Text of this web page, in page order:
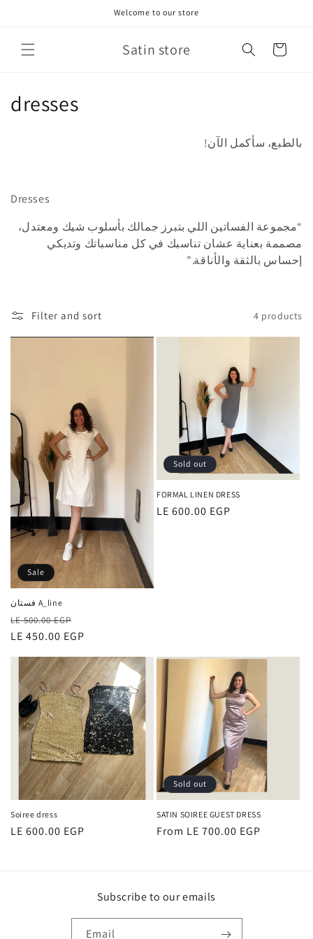
Welcome to our store
Satin store Cart
C
e
c
o
dresses
بالطبع، سأكمل الآن!
Dresses
“مجموعة الفساتين اللي بتبرز جمالك بأسلوب شيك ومعتدل،
مصممة بعناية عشان تناسبك في كل مناسباتك وتديكي
إحساس بالثقة والأناقة.”
Filter and sort 4 products
Sale
فستان A_line
Regular
price
LE 500.00 EGP
price
LE 450.00 EGP
Sold out
FORMAL LINEN DRESS
Regular
LE 600.00 EGP
Soiree dress
Regular
LE 600.00 EGP
Sold out
SATIN SOIREE GUEST DRESS
Regular
From LE 700.00 EGP
Subscribe to our emails
Email